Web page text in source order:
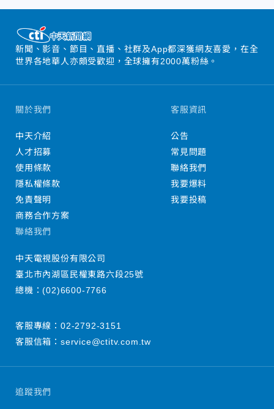
新聞、影音、節目、直播、社群及App都深獲網友喜愛，在全
世界各地華人亦頗受歡迎，全球擁有2000萬粉絲。
追蹤我們
關於我們
中天介紹
人才招募
使用條款
隱私權條款
免責聲明
商務合作方案
客服資訊
公告
常見問題
聯絡我們
我要爆料
我要投稿
聯絡我們
中天電視股份有限公司
臺北市內湖區民權東路六段25號
總機：(02)6600-7766
客服專線： 02-2792-3151
客服信箱： service@ctitv.com.tw